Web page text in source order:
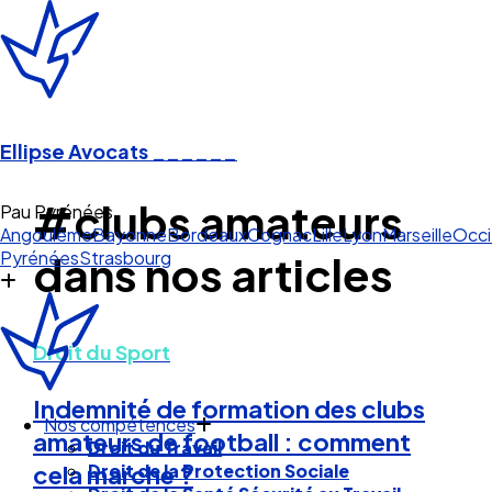
Ellipse Avocats
Pau Pyrénées
AngoulêmeBayonneBordeauxCognacLilleLyonMarseille
PyrénéesStrasbourg
Nos compétences
Droit du Travail
Droit de la Protection Sociale
#clubs amateurs
dans nos articles
Droit du Sport
Indemnité de formation des clubs
amateurs de football : comment
cela marche ?